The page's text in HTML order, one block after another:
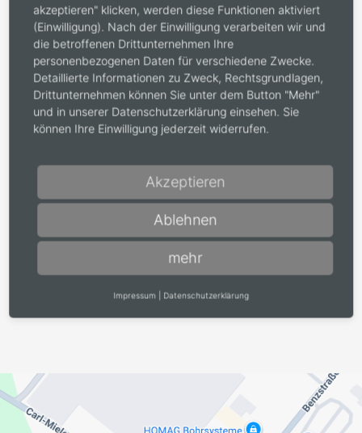
Accenta Klasse (160 Seiten)
Ecodora Line-Katalog (44 Seiten)
Nachricht*
Datenschutz*
Ich bin mit der Verwendung meiner Daten gemäß der
einverstanden.
akzeptieren" klicken, werden diese Funktionen aktiviert
(Einwilligung). Nach der Einwilligung verarbeiten wir und
die betroffenen Drittunternehmen Ihre
personenbezogenen Daten für verschiedene Zwecke.
Detaillierte Informationen zu Zweck, Rechtsgrundlagen,
Drittunternehmen können Sie unter dem Button "Mehr"
und in unserer Datenschutzerklärung einsehen. Sie
können Ihre Einwilligung jederzeit widerrufen.
Akzeptieren
Ablehnen
mehr
Impressum Datenschutzerklärung